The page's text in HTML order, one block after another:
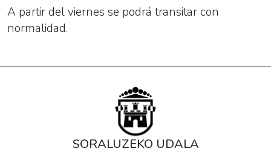
A partir del viernes se podrá transitar con
normalidad.
SORALUZEKO UDALA